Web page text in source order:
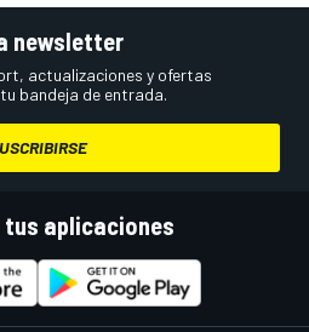
newsletter
actualizaciones y ofertas
bandeja de entrada.
tus aplicaciones